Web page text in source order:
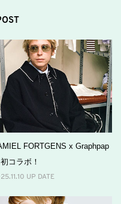
FORTGENS x Graphpap
コラボ！
UP DATE